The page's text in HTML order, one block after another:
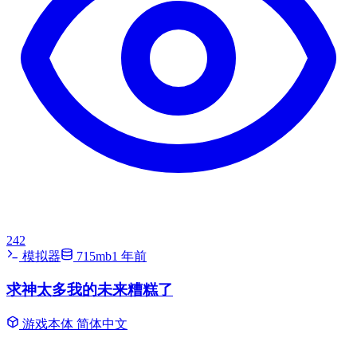
242
模拟器
715mb1 年前
求神太多我的未来糟糕了
游戏本体 简体中文